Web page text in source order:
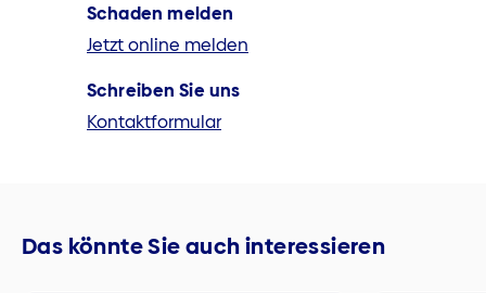
Schaden melden
Jetzt online melden
Schreiben Sie uns
Kontaktformular
Das könnte Sie auch interessieren